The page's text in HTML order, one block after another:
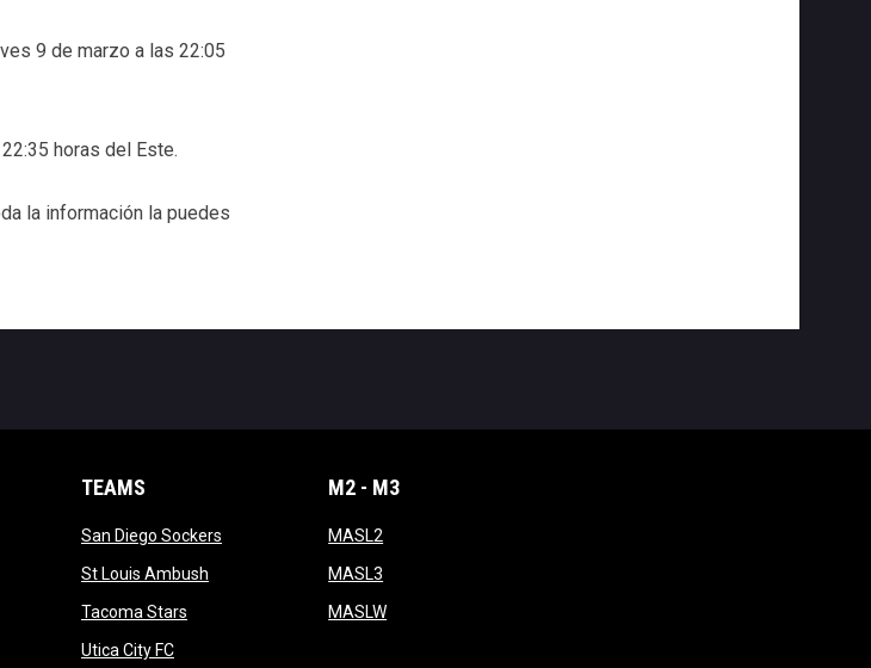
9 de marzo a las 22:05
horas del Este.
la información la puedes
new window
in new window
in new window
in new window
TEAMS
San Diego Sockersopens in new window
St Louis Ambushopens in new window
Tacoma Starsopens in new window
Utica City FCopens in new window
M2 - M3
MASL2
MASL3
MASLWopens in new window